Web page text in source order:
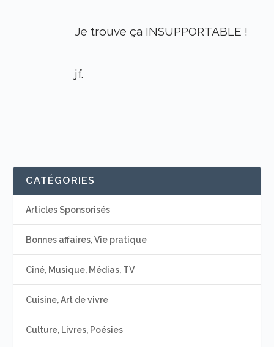
Je trouve ça INSUPPORTABLE !
jf.
CATÉGORIES
Articles Sponsorisés
Bonnes affaires, Vie pratique
Ciné, Musique, Médias, TV
Cuisine, Art de vivre
Culture, Livres, Poésies